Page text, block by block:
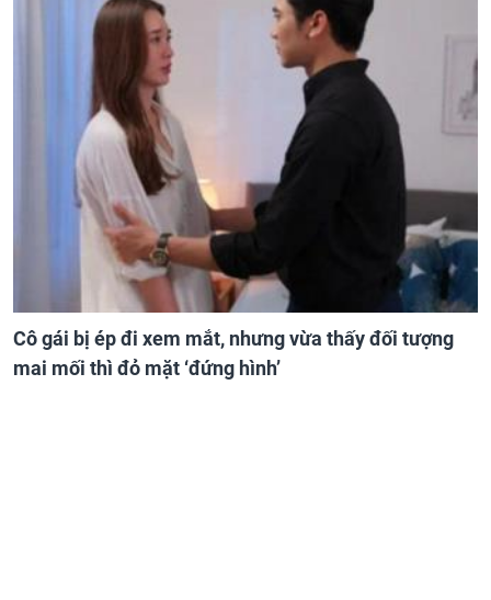
Cô gái bị ép đi xem mắt, nhưng vừa thấy đối tượng
mai mối thì đỏ mặt ‘đứng hình’